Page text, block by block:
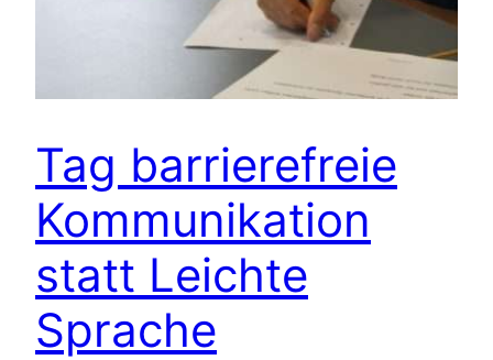
Tag barrierefreie
Kommunikation
statt Leichte
Sprache